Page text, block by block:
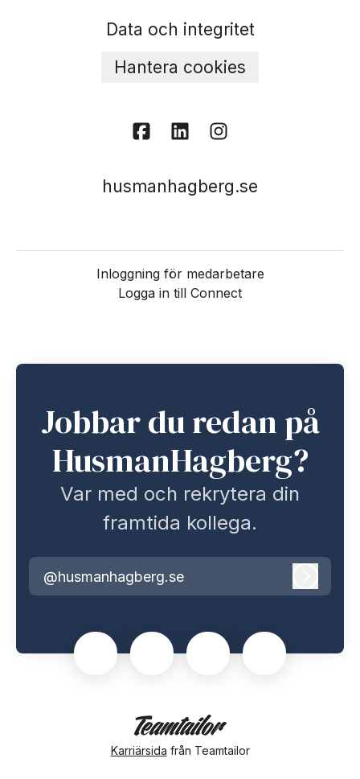
Data och integritet
Hantera cookies
husmanhagberg.se
Inloggning för medarbetare
Logga in till Connect
Jobbar du redan på
HusmanHagberg?
Var med och rekrytera din
framtida kollega.
@husmanhagberg.se
Karriärsida från Teamtailor